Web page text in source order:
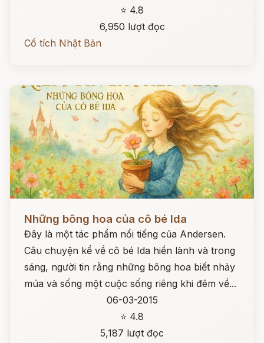
⭐ 4.8
6,950 lượt đọc
Cổ tích Nhật Bản
Những bông hoa của cô bé Ida
Đây là một tác phẩm nổi tiếng của Andersen.
Câu chuyện kể về cô bé Ida hiền lành và trong
sáng, người tin rằng những bông hoa biết nhảy
múa và sống một cuộc sống riêng khi đêm về...
06-03-2015
⭐ 4.8
5,187 lượt đọc